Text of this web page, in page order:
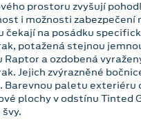
prostoru zvyšují
i možnosti zabezpečení
čekají na posádku
potažená stejnou
Raptor a ozdobená
Jejich zvýrazněné
Barevnou paletu exteriéru
plochy v odstínu Tinted